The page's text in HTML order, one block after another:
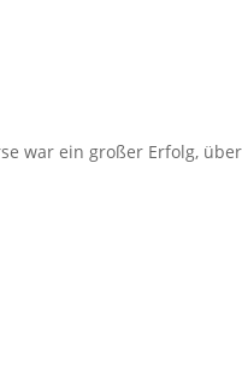
war ein großer Erfolg,